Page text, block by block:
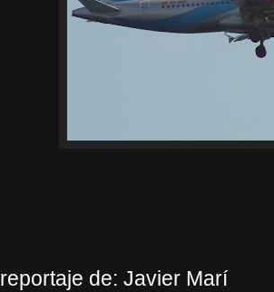
reportaje de: Javier Marí